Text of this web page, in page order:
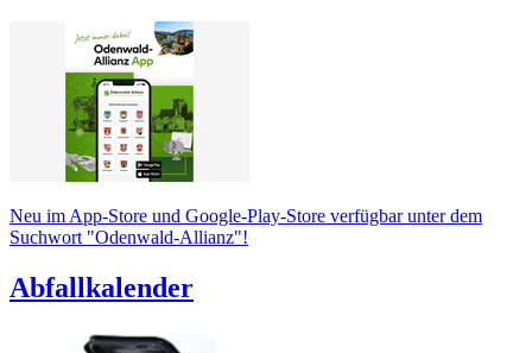
Neu im App-Store und Google-Play-Store verfügbar unter dem
Suchwort "Odenwald-Allianz"!
Abfallkalender